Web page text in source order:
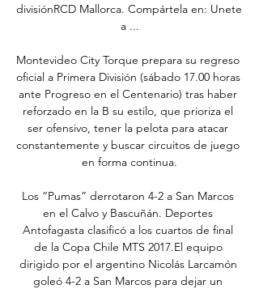
divisiónRCD Mallorca. Compártela en: Unete
a ...
Montevideo City Torque prepara su regreso
oficial a Primera División (sábado 17.00 horas
ante Progreso en el Centenario) tras haber
reforzado en la B su estilo, que prioriza el
ser ofensivo, tener la pelota para atacar
constantemente y buscar circuitos de juego
en forma continua.
Los “Pumas” derrotaron 4-2 a San Marcos
en el Calvo y Bascuñán. Deportes
Antofagasta clasificó a los cuartos de final
de la Copa Chile MTS 2017.El equipo
dirigido por el argentino Nicolás Larcamón
goleó 4-2 a San Marcos para dejar un